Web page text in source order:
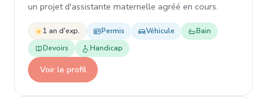
un projet d'assistante maternelle agréé en cours.
1 an d'exp. Permis Véhicule
Bain
Devoirs
Handicap
Voir le profil